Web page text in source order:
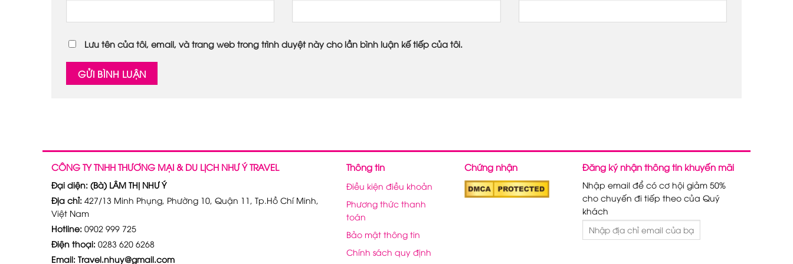
Lưu tên của tôi, email, và trang web trong trình duyệt này cho lần bình luận kế tiếp của tôi.
CÔNG TY TNHH THƯƠNG MẠI & DU LỊCH NHƯ Ý TRAVEL
Đại diện: (Bà) LÂM THỊ NHƯ Ý
Địa chỉ: 427/13 Minh Phụng, Phường 10, Quận 11, Tp.Hồ Chí Minh,
Việt Nam
Hotline: 0902 999 725
Điện thoại: 0283 620 6268
Email: Travel.nhuy@gmail.com
Thông tin
Điều kiện điều khoản
Phương thức thanh
toán
Bảo mật thông tin
Chính sách quy định
Chứng nhận Đăng ký nhận thông tin khuyến mãi
Nhập email để có cơ hội giảm 50%
cho chuyến đi tiếp theo của Quý
khách